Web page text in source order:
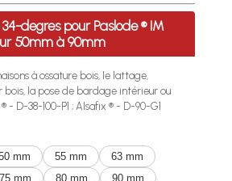
de port offerts en France
degres pour Paslode ® IM
50mm à 90mm
à ossature bois, le lattage,
bois, la pose de bardage intérieur ou
- D-38-100-P1 ; Alsafix ® - D-90-G1
mm 55 mm
63 mm
75 mm 80 mm
90 mm